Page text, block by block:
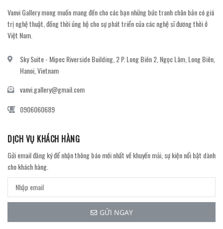
Vanvi Gallery mong muốn mang đến cho các bạn những bức tranh chân bản có giá
trị nghệ thuật, đồng thời ủng hộ cho sự phát triển của các nghệ sĩ đương thời ở
Việt Nam.
Sky Suite - Mipec Riverside Building, 2 P. Long Biên 2, Ngọc Lâm, Long Biên,
Hanoi, Vietnam
vanvi.gallery@gmail.com
0906060689
DỊCH VỤ KHÁCH HÀNG
Gửi email đăng ký để nhận thông báo mới nhất về khuyến mãi, sự kiện nổi bật dành
cho khách hàng.
GỬI NGAY